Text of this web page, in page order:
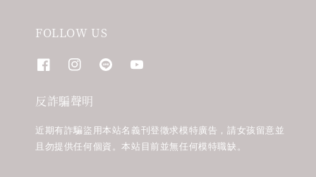
FOLLOW US
反詐騙聲明
近期有詐騙盜用本站名義刊登徵求模特廣告，請女孩留意並
且勿提供任何個資。本站目前並無任何模特職缺。